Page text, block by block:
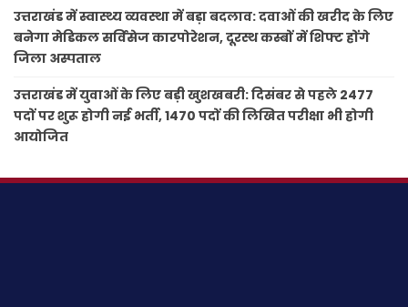
उत्तराखंड में स्वास्थ्य व्यवस्था में बड़ा बदलाव: दवाओं की खरीद के लिए
बनेगा मेडिकल सर्विसेज कारपोरेशन, दूरस्थ कस्बों में शिफ्ट होंगे
जिला अस्पताल
उत्तराखंड में युवाओं के लिए बड़ी खुशखबरी: दिसंबर से पहले 2477
पदों पर शुरू होगी नई भर्ती, 1470 पदों की लिखित परीक्षा भी होगी
आयोजित